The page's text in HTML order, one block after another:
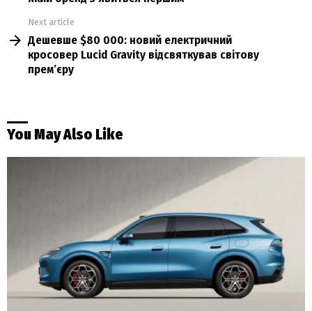
Next article
Дешевше $80 000: новий електричний
кросовер Lucid Gravity відсвяткував світову
прем’єру
You May Also Like